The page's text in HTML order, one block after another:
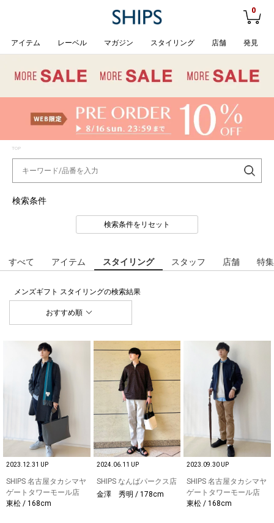
0
アイテム レーベル マガジン スタイリング 店舗 発見
TOP
検索条件
検索条件をリセット
すべて アイテム スタイリング スタッフ 店舗 特集
メンズギフト スタイリングの検索結果
おすすめ順
2023.12.31 UP
SHIPS 名古屋タカシマヤ
ゲートタワーモール店
東松 / 168cm
2024.06.11 UP
SHIPS なんばパークス店
金澤 秀明 / 178cm
2023.09.30 UP
SHIPS 名古屋タカシマヤ
ゲートタワーモール店
東松 / 168cm